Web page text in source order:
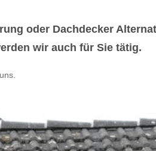
oder Dachdecker
wir auch für Sie tätig.